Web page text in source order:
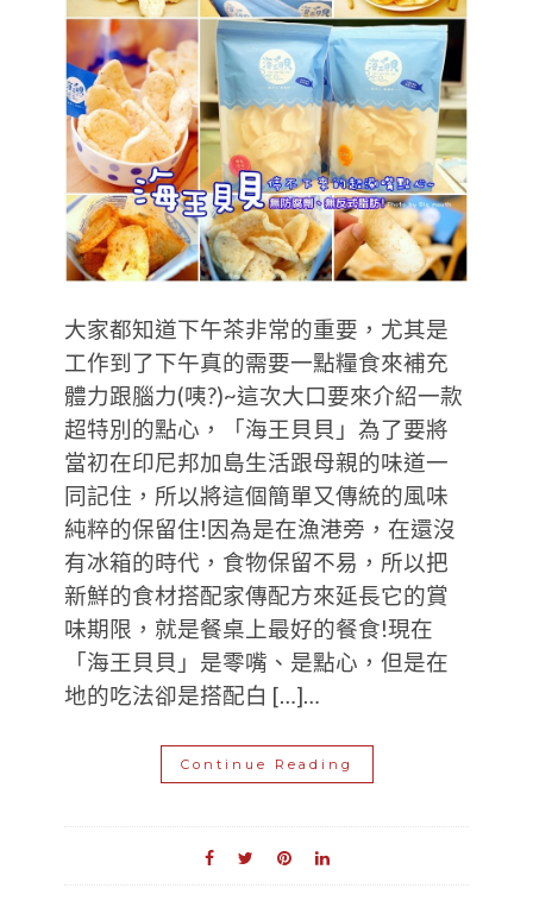
大家都知道下午茶非常的重要，尤其是
工作到了下午真的需要一點糧食來補充
體力跟腦力(咦?)~這次大口要來介紹一款
超特別的點心，「海王貝貝」為了要將
當初在印尼邦加島生活跟母親的味道一
同記住，所以將這個簡單又傳統的風味
純粹的保留住!因為是在漁港旁，在還沒
有冰箱的時代，食物保留不易，所以把
新鮮的食材搭配家傳配方來延長它的賞
味期限，就是餐桌上最好的餐食!現在
「海王貝貝」是零嘴、是點心，但是在
地的吃法卻是搭配白 […]…
Continue Reading